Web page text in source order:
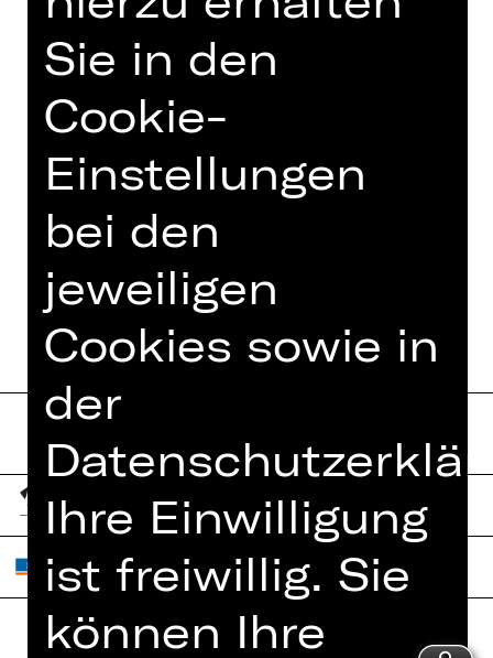
Opernhaus Dortmund,
Nationaltheater Weimar,
Staatstheater Kassel, Münchner
Musikbiennale und dem Hebbel am
Ufer…
Sie in den
Cookie-
Einstellungen
bei den
jeweiligen
Cookies sowie in
der
Ihre Einwilligung
ist freiwillig. Sie
können Ihre